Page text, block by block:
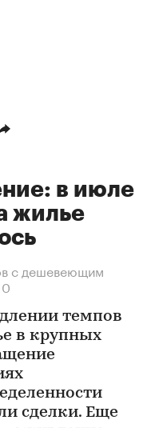
в июле
жилье
с дешевеющим
темпов
в крупных
сделки. Еще